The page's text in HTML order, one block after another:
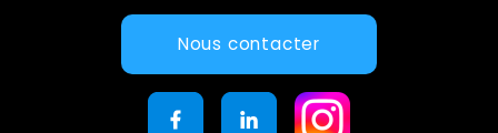
Nous contacter